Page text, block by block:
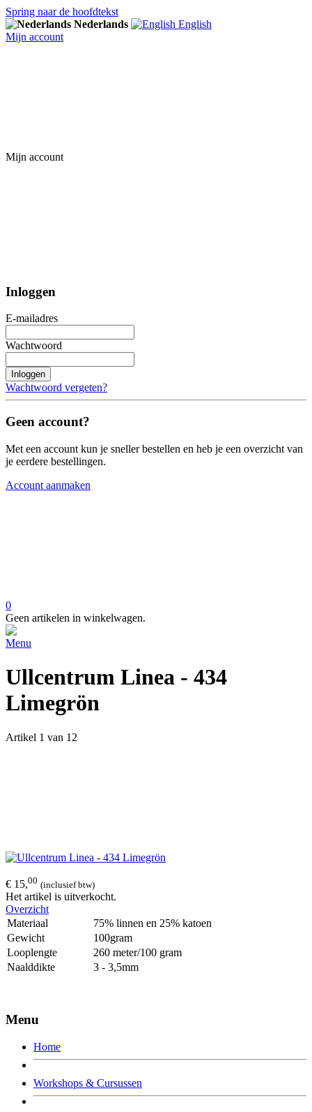
Spring naar de hoofdtekst
Nederlands
English
Mijn account
Mijn account
Inloggen
E-mailadres
Wachtwoord
Inloggen
Wachtwoord vergeten?
Geen account?
Met een account kun je sneller bestellen en heb je een overzicht van
je eerdere bestellingen.
Account aanmaken
0
Geen artikelen in winkelwagen.
Menu
Ullcentrum Linea - 434
Limegrön
Artikel 1 van 12
€ 15,00 (inclusief btw)
Het artikel is uitverkocht.
Overzicht
Materiaal
75% linnen en 25% katoen
Gewicht
100gram
Looplengte
260 meter/100 gram
Naalddikte
3 - 3,5mm
Menu
Home
Workshops & Cursussen